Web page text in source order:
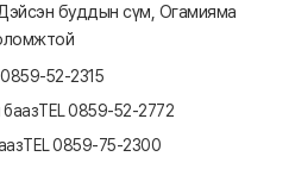
буддын сүм, Огамияма
0859-52-2315
TEL 0859-52-2772
TEL 0859-75-2300